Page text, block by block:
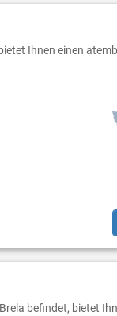
Ihnen einen
befindet, bietet